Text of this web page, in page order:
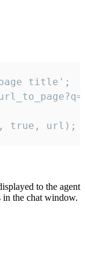
title';
true, url);
to the agent
in the chat window.